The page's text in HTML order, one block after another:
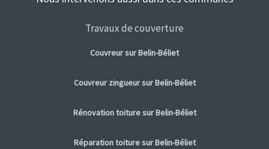
Travaux de couverture
Couvreur sur Belin-Béliet
Couvreur zingueur sur Belin-Béliet
Rénovation toiture sur Belin-Béliet
Réparation toiture sur Belin-Béliet